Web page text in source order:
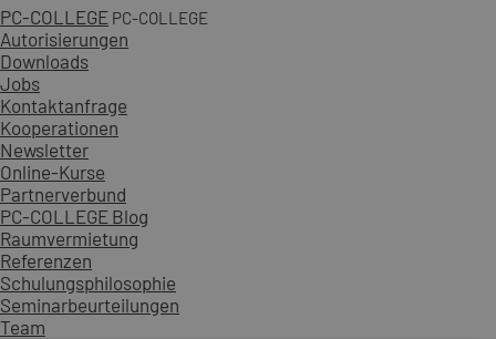
PC-COLLEGE PC-COLLEGE
Autorisierungen
Downloads
Jobs
Kontaktanfrage
Kooperationen
Newsletter
Online-Kurse
Partnerverbund
PC-COLLEGE Blog
Raumvermietung
Referenzen
Schulungsphilosophie
Seminarbeurteilungen
Team